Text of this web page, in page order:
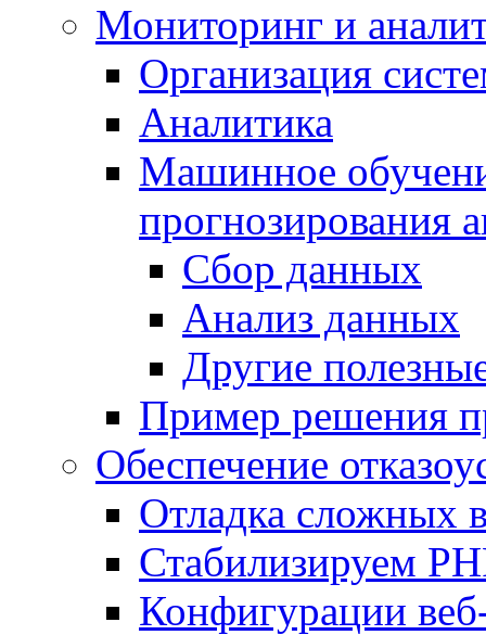
Мониторинг и
Организация
Аналитика
Машинное
прогнозирования
Сбор данных
Анализ данных
Другие
Пример решения
Обеспечение
Отладка сложных
Стабилизируем
Конфигурации